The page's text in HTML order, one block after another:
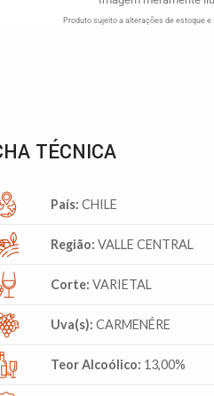
Produto sujeito a alterações de estoque e
TÉCNICA
País: CHILE
Região: VALLE CENTRAL
Corte: VARIETAL
Uva(s): CARMENÉRE
Teor Alcoólico: 13,00%